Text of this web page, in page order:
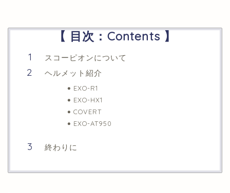
【 目次：Contents 】
スコーピオンについて
ヘルメット紹介
EXO-R1
EXO-HX1
COVERT
EXO-AT950
終わりに